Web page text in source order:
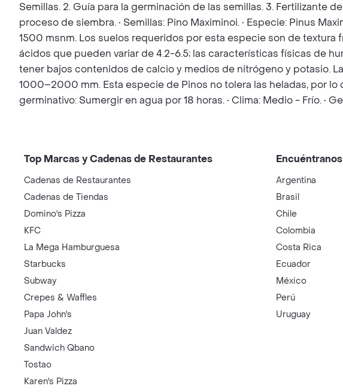
Semillas. 2. Guía para la germinación de las semillas. 3. Fertilizante
proceso de siembra. • Semillas: Pino Maximinoi. • Especie: Pinus
1500 msnm. Los suelos requeridos por esta especie son de
ácidos que pueden variar de 4.2-6.5; las características físicas de
tener bajos contenidos de calcio y medios de nitrógeno y potasio.
1000–2000 mm. Esta especie de Pinos no tolera las heladas, por
germinativo: Sumergir en agua por 18 horas. • Clima: Medio - Frío.
Top Marcas y Cadenas de Restaurantes
Cadenas de Restaurantes
Cadenas de Tiendas
Domino's Pizza
KFC
La Mega Hamburguesa
Starbucks
Subway
Crepes & Waffles
Papa John's
Juan Valdez
Sandwich Qbano
Tostao
Karen's Pizza
Argentina
Brasil
Chile
Colombia
Costa Rica
Ecuador
México
Perú
Uruguay